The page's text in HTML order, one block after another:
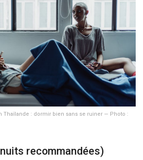
Thaïlande : dormir bien sans se ruiner — Photo :
recommandées)